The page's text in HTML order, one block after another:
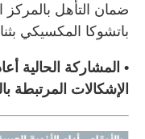
ضمان التأهل
باتشوكا المكسيكي
• المشاركة الحالية
الإشكالات المرتبطة